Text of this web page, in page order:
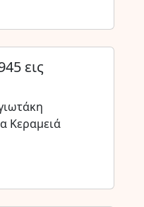
εις
Κεραμειά